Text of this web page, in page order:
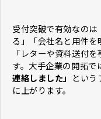
受付突破で有効なの
る」「会社名と用件を
「レターや資料送付
す。大手企業の開拓で
連絡しました」
とい
に上がります。